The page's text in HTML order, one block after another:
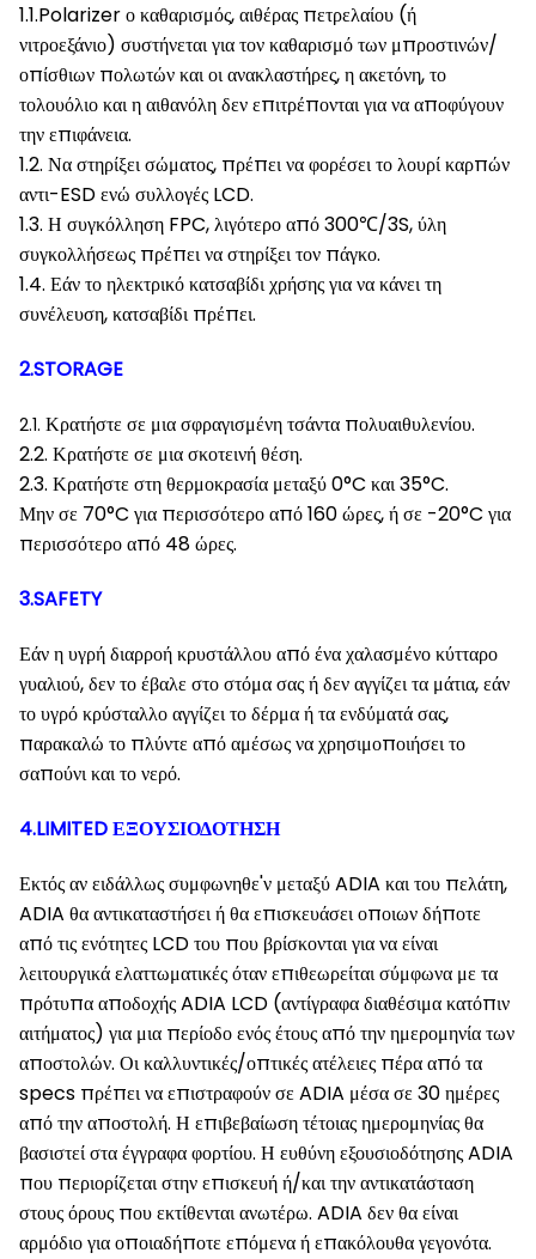
1.1.Polarizer ο καθαρισμός, αιθέρας πετρελαίου (ή
νιτροεξάνιο) συστήνεται για τον καθαρισμό των μπροστινών/
οπίσθιων πολωτών και οι ανακλαστήρες, η ακετόνη, το
τολουόλιο και η αιθανόλη δεν επιτρέπονται για να αποφύγουν
την επιφάνεια.
1.2. Να στηρίξει σώματος, πρέπει να φορέσει το λουρί καρπών
αντι-ESD ενώ συλλογές LCD.
1.3. Η συγκόλληση FPC, λιγότερο από 300℃/3S, ύλη
συγκολλήσεως πρέπει να στηρίξει τον πάγκο.
1.4. Εάν το ηλεκτρικό κατσαβίδι χρήσης για να κάνει τη
συνέλευση, κατσαβίδι πρέπει.
2.STORAGE
2.1. Κρατήστε σε μια σφραγισμένη τσάντα πολυαιθυλενίου.
2.2. Κρατήστε σε μια σκοτεινή θέση.
2.3. Κρατήστε στη θερμοκρασία μεταξύ 0°C και 35°C.
Μην σε 70°C για περισσότερο από 160 ώρες, ή σε -20°C για
περισσότερο από 48 ώρες.
3.SAFETY
Εάν η υγρή διαρροή κρυστάλλου από ένα χαλασμένο κύτταρο
γυαλιού, δεν το έβαλε στο στόμα σας ή δεν αγγίζει τα μάτια, εάν
το υγρό κρύσταλλο αγγίζει το δέρμα ή τα ενδύματά σας,
παρακαλώ το πλύντε από αμέσως να χρησιμοποιήσει το
σαπούνι και το νερό.
4.LIMITED ΕΞΟΥΣΙΟΔΟΤΗΣΗ
Εκτός αν ειδάλλως συμφωνηθε'ν μεταξύ ADIA και του πελάτη,
ADIA θα αντικαταστήσει ή θα επισκευάσει οποιων δήποτε
από τις ενότητες LCD του που βρίσκονται για να είναι
λειτουργικά ελαττωματικές όταν επιθεωρείται σύμφωνα με τα
πρότυπα αποδοχής ADIA LCD (αντίγραφα διαθέσιμα κατόπιν
αιτήματος) για μια περίοδο ενός έτους από την ημερομηνία των
αποστολών. Οι καλλυντικές/οπτικές ατέλειες πέρα από τα
specs πρέπει να επιστραφούν σε ADIA μέσα σε 30 ημέρες
από την αποστολή. Η επιβεβαίωση τέτοιας ημερομηνίας θα
βασιστεί στα έγγραφα φορτίου. Η ευθύνη εξουσιοδότησης ADIA
που περιορίζεται στην επισκευή ή/και την αντικατάσταση
στους όρους που εκτίθενται ανωτέρω. ADIA δεν θα είναι
αρμόδιο για οποιαδήποτε επόμενα ή επακόλουθα γεγονότα.